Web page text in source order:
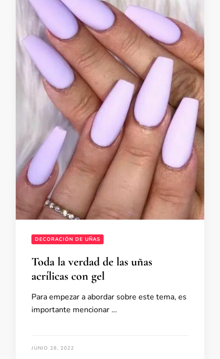
DECORACIÓN DE UÑAS
Toda la verdad de las uñas
acrílicas con gel
Para empezar a abordar sobre este tema, es
importante mencionar …
JUNIO 28, 2022